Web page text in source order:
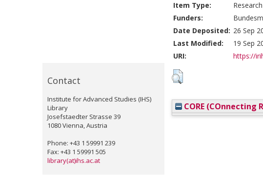
Contact
Institute for Advanced Studies (IHS)
Library
Josefstaedter Strasse 39
1080 Vienna, Austria
Phone: +43 1 59991 239
Fax: +43 1 59991 505
library(at)ihs.ac.at
Item Type:
Funders:
Date Deposited: 26 Sep
Last Modified:
19 Sep
URI:
https://
CORE (COnnecting